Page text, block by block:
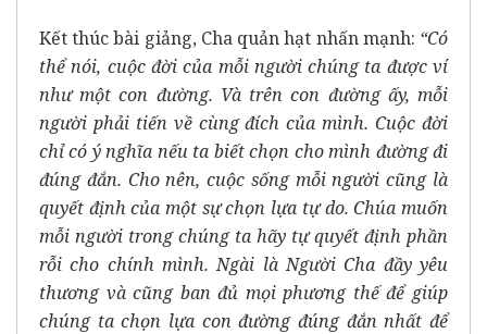
Kết thúc bài giảng, Cha quản hạt nhấn mạnh: “Có
thể nói, cuộc đời của mỗi người chúng ta được ví
như một con đường. Và trên con đường ấy, mỗi
người phải tiến về cùng đích của mình. Cuộc đời
chỉ có ý nghĩa nếu ta biết chọn cho mình đường đi
đúng đắn. Cho nên, cuộc sống mỗi người cũng là
quyết định của một sự chọn lựa tự do. Chúa muốn
mỗi người trong chúng ta hãy tự quyết định phần
rỗi cho chính mình. Ngài là Người Cha đầy yêu
thương và cũng ban đủ mọi phương thế để giúp
chúng ta chọn lựa con đường đúng đắn nhất để